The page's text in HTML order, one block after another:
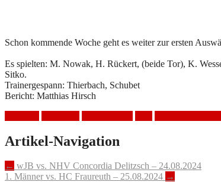
Schon kommende Woche geht es weiter zur ersten
Es spielten: M. Nowak, H. Rückert, (beide Tor), K.
Sitko.
Trainergespann: Thierbach, Schubet
Bericht: Matthias Hirsch
Artikel-Navigation
← wJB vs. NHV Concordia Delitzsch – 24.08.2024
1. Männer vs. HC Fraureuth – 25.08.2024 →